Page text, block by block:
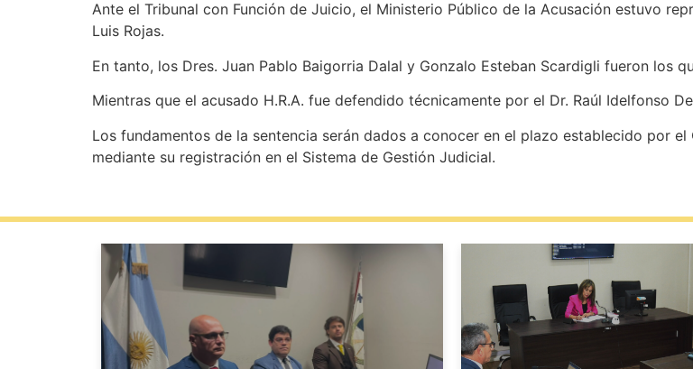
Ante el Tribunal con Función de Juicio, el Ministerio Público de la Acusación estuvo
Luis Rojas.
En tanto, los Dres. Juan Pablo Baigorria Dalal y Gonzalo Esteban Scardigli fueron los
Mientras que el acusado H.R.A. fue defendido técnicamente por el Dr. Raúl Idelfonso
Los fundamentos de la sentencia serán dados a conocer en el plazo establecido por
mediante su registración en el Sistema de Gestión Judicial.